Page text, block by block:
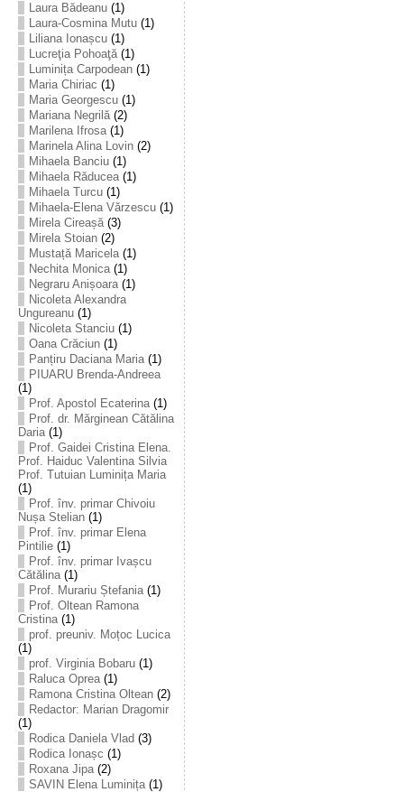
Laura Bădeanu(1)
Laura-Cosmina Mutu(1)
Liliana Ionașcu(1)
Lucreţia Pohoaţă(1)
Luminița Carpodean(1)
Maria Chiriac (1)
Maria Georgescu(1)
Mariana Negrilă(2)
Marilena Ifrosa(1)
Marinela Alina Lovin(2)
Mihaela Banciu(1)
Mihaela Răducea(1)
Mihaela Turcu(1)
Mihaela-Elena Vărzescu(1)
Mirela Cireașă(3)
Mirela Stoian(2)
Mustață Maricela(1)
Nechita Monica(1)
Negraru Anișoara(1)
Nicoleta Alexandra
Ungureanu(1)
Nicoleta Stanciu(1)
Oana Crăciun(1)
Panțiru Daciana Maria(1)
PIUARU Brenda-Andreea
(1)
Prof. Apostol Ecaterina(1)
Prof. dr. Mărginean Cătălina
Daria(1)
Prof. Gaidei Cristina Elena.
Prof. Haiduc Valentina Silvia
Prof. Tutuian Luminița Maria
(1)
Prof. înv. primar Chivoiu
Nușa Stelian(1)
Prof. înv. primar Elena
Pintilie(1)
Prof. înv. primar Ivașcu
Cătălina(1)
Prof. Murariu Ștefania(1)
Prof. Oltean Ramona
Cristina(1)
prof. preuniv. Moțoc Lucica
(1)
prof. Virginia Bobaru(1)
Raluca Oprea(1)
Ramona Cristina Oltean(2)
Redactor: Marian Dragomir
(1)
Rodica Daniela Vlad (3)
Rodica Ionașc (1)
Roxana Jipa(2)
SAVIN Elena Luminița(1)